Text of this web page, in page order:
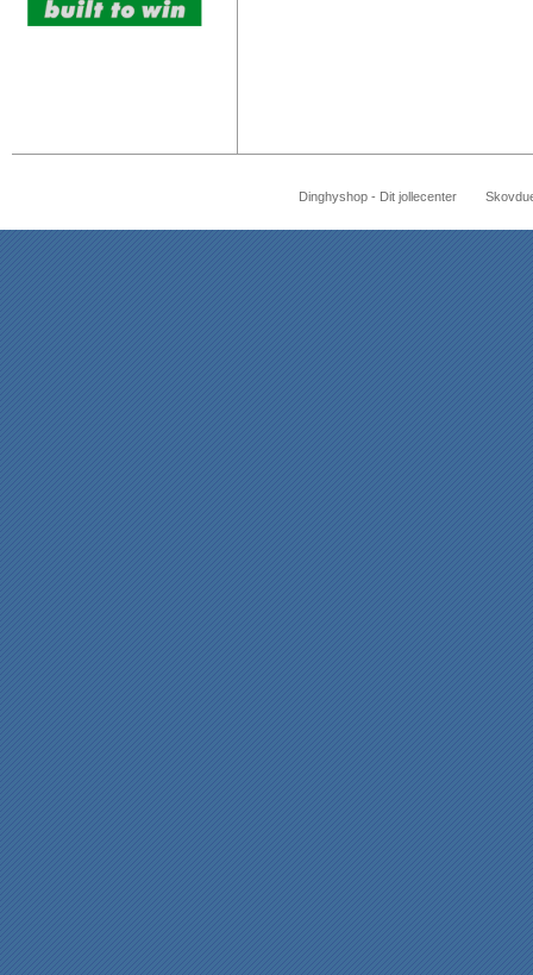
Dinghyshop - Dit jollecenter